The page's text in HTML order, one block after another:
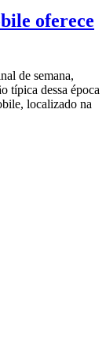
oferece
de semana,
típica dessa época
localizado na